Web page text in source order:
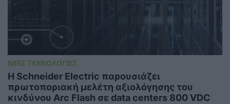
ΝΕΕΣ ΤΕΧΝΟΛΟΓΙΕΣ
Η Schneider Electric παρουσιάζει
πρωτοποριακή μελέτη αξιολόγησης του
κινδύνου Arc Flash σε data centers 800 VDC